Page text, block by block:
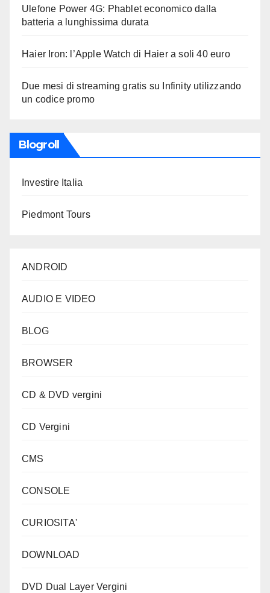
Ulefone Power 4G: Phablet economico dalla
batteria a lunghissima durata
Haier Iron: l’Apple Watch di Haier a soli 40 euro
Due mesi di streaming gratis su Infinity utilizzando
un codice promo
Blogroll
Investire Italia
Piedmont Tours
ANDROID
AUDIO E VIDEO
BLOG
BROWSER
CD & DVD vergini
CD Vergini
CMS
CONSOLE
CURIOSITA'
DOWNLOAD
DVD Dual Layer Vergini